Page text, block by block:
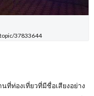
37833644
ที่ท่องเที่ยวที่มีชื่อเสียงอย่าง